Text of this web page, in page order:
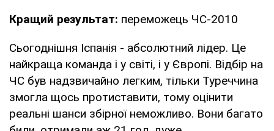
Кращий результат: переможець ЧС-2010
Сьогоднішня Іспанія - абсолютний лідер. Це
найкраща команда і у світі, і у Європі. Відбір на
ЧС був надзвичайно легким, тільки Туреччина
змогла щось протиставити, тому оцінити
реальні шанси збірної неможливо. Вони багато